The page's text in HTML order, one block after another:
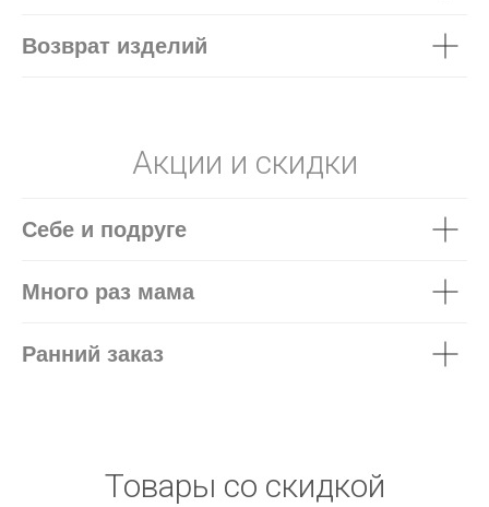
Возврат изделий
Акции и скидки
Себе и подруге
Много раз мама
Ранний заказ
Товары со скидкой